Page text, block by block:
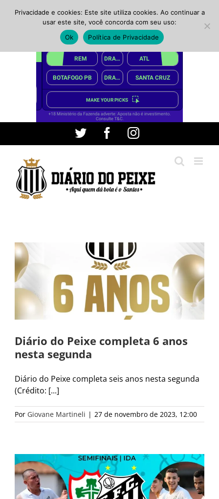
conteúdo
Twitter FacebookInstagram
Diário do Peixe completa 6 anos
nesta segunda
Diário do Peixe completa seis anos nesta segunda
(Crédito: [...]
Por Giovane Martineli | 27 de novembro de 2023, 12:00
Privacidade e cookies: Este site utiliza cookies. Ao continuar a
usar este site, você concorda com seu uso:
Ok
Política de Privacidade